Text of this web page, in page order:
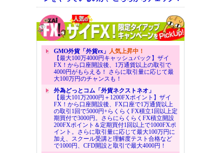
GMO外貨「外貨ex」 人気上昇中！
【最大100万4000円キャッシュバック】ザイ
FX！から口座開設後、1万通貨以上の取引で
4000円がもらえる！ さらに取引量に応じて最
大100万円のチャンスも！
外為どっとコム「外貨ネクストネオ」
【最大101万2000円＋1200FXポイント】ザイ
FX！から口座開設後、FX口座で1万通貨以上
の取引1回で5000円+らくらくFX積立1回以上定
期買付で3000円。さらにらくらくFX積立開設
200FXポイント＆定期買付1回以上で1000FXポ
イント。さらに取引量に応じて最大100万円に
加え、スクール受講と理解度テスト合格など
で1000円、CFD開設と取引で最大4000円！